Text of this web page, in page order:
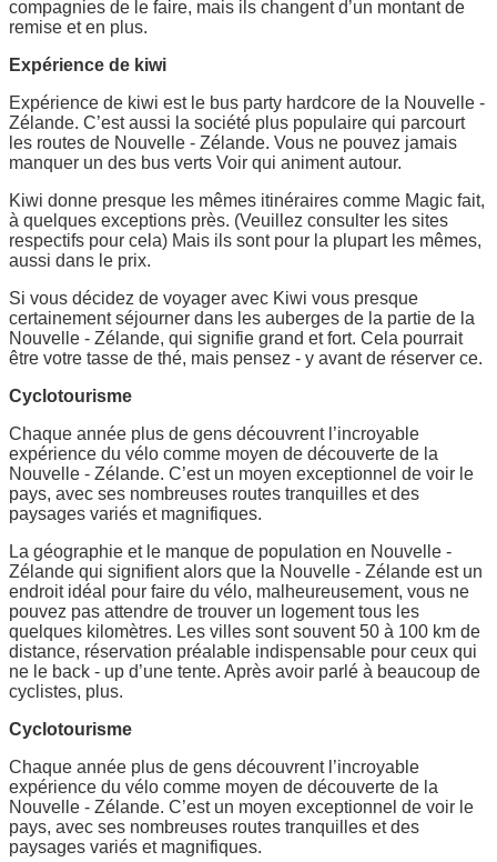
compagnies de le faire, mais ils changent d’un montant de
remise et en plus.
Expérience de kiwi
Expérience de kiwi est le bus party hardcore de la Nouvelle -
Zélande. C’est aussi la société plus populaire qui parcourt
les routes de Nouvelle - Zélande. Vous ne pouvez jamais
manquer un des bus verts Voir qui animent autour.
Kiwi donne presque les mêmes itinéraires comme Magic fait,
à quelques exceptions près. (Veuillez consulter les sites
respectifs pour cela) Mais ils sont pour la plupart les mêmes,
aussi dans le prix.
Si vous décidez de voyager avec Kiwi vous presque
certainement séjourner dans les auberges de la partie de la
Nouvelle - Zélande, qui signifie grand et fort. Cela pourrait
être votre tasse de thé, mais pensez - y avant de réserver ce.
Cyclotourisme
Chaque année plus de gens découvrent l’incroyable
expérience du vélo comme moyen de découverte de la
Nouvelle - Zélande. C’est un moyen exceptionnel de voir le
pays, avec ses nombreuses routes tranquilles et des
paysages variés et magnifiques.
La géographie et le manque de population en Nouvelle -
Zélande qui signifient alors que la Nouvelle - Zélande est un
endroit idéal pour faire du vélo, malheureusement, vous ne
pouvez pas attendre de trouver un logement tous les
quelques kilomètres. Les villes sont souvent 50 à 100 km de
distance, réservation préalable indispensable pour ceux qui
ne le back - up d’une tente. Après avoir parlé à beaucoup de
cyclistes, plus.
Cyclotourisme
Chaque année plus de gens découvrent l’incroyable
expérience du vélo comme moyen de découverte de la
Nouvelle - Zélande. C’est un moyen exceptionnel de voir le
pays, avec ses nombreuses routes tranquilles et des
paysages variés et magnifiques.